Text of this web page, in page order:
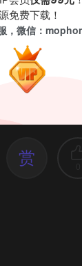
为互联网收集而
请购买正版体验
可联系我们删除
赏
免费下载！
，微信：